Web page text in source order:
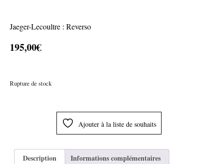
Jaeger-Lecoultre : Reverso
195,00€
Rupture de stock
Ajouter à la liste de souhaits
Description Informations complémentaires